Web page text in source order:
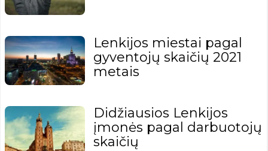
Lenkijos miestai pagal
gyventojų skaičių 2021
metais
Didžiausios Lenkijos
įmonės pagal darbuotojų
skaičių